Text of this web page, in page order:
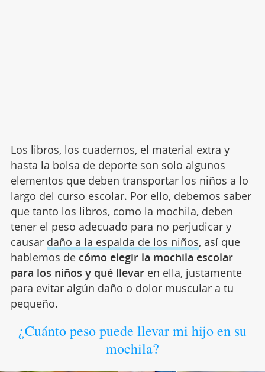
Los libros, los cuadernos, el material extra y
hasta la bolsa de deporte son solo algunos
elementos que deben transportar los niños a lo
largo del curso escolar. Por ello, debemos saber
que tanto los libros, como la mochila, deben
tener el peso adecuado para no perjudicar y
causar daño a la espalda de los niños, así que
hablemos decómo elegir la mochila escolar
para los niños y qué llevaren ella, justamente
para evitar algún daño o dolor muscular a tu
pequeño.
¿Cuánto peso puede llevar mi hijo en su
mochila?